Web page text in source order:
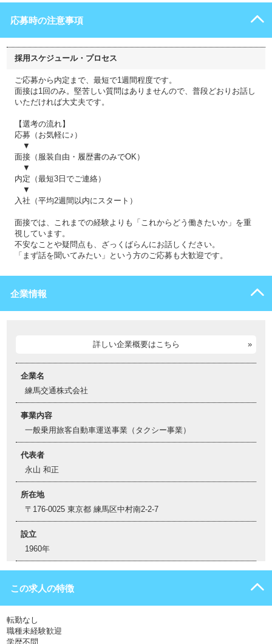
応募時の注意事項
採用スケジュール・プロセス
ご応募から内定まで、最短で1週間程度です。
面接は1回のみ。堅苦しい質問はありませんので、普段どおりお話し
いただければ大丈夫です。
【選考の流れ】
応募（お気軽に♪）
▼
面接（服装自由・履歴書のみでOK）
▼
内定（最短3日でご連絡）
▼
入社（平均2週間以内にスタート）
面接では、これまでの経験よりも「これからどう働きたいか」を重
視しています。
不安なことや疑問点も、ざっくばらんにお話しください。
「まず話を聞いてみたい」という方のご応募も大歓迎です。
企業情報
詳しい企業概要はこちら
企業名
練馬交通株式会社
事業内容
一般乗用旅客自動車運送事業（タクシー事業）
代表者
永山 和正
所在地
〒176-0025 東京都 練馬区中村南2-2-7
設立
1960年
この求人の特徴
転勤なし
職種未経験歓迎
学歴不問